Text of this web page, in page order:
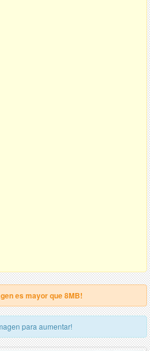
es mayor que 8MB!
para aumentar!